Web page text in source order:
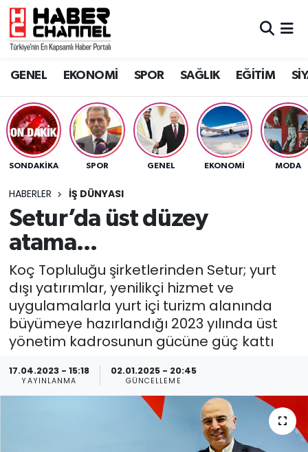
GENEL EKONOMİ SPOR SAĞLIK EĞİTİM
SONDAKIKA SPOR GENEL EKONOMİ MODA
HABERLER İŞ DÜNYASI
Setur’da üst düzey
atama...
Koç Topluluğu şirketlerinden Setur; yurt
dışı yatırımlar, yenilikçi hizmet ve
uygulamalarla yurt içi turizm alanında
büyümeye hazırlandığı 2023 yılında üst
yönetim kadrosunun gücüne güç kattı
17.04.2023 - 15:18
YAYINLANMA
02.01.2025 - 20:45
GÜNCELLEME
GENEL
SPOR
SAĞLIK
EĞİTİM
SİYASET
MAGAZİN
Nöbetçi Eczaneler
Trafik Durumu
Süper Lig Puan Durumu ve Fikstür
Tüm Manşetler
Son Dakika Haberleri
Haber Arşivi